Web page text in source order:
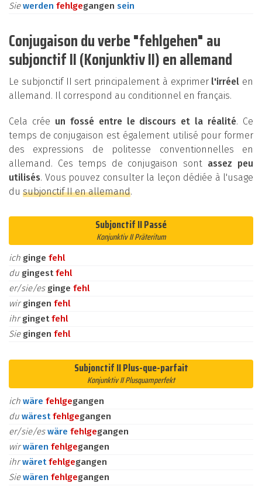
Siewerden fehlgegangen sein
Conjugaison du verbe "fehlgehen" au
subjonctif II (Konjunktiv II) en allemand
Le subjonctif II sert principalement à exprimer l'irréel en
allemand. Il correspond au conditionnel en français.
Cela crée un fossé entre le discours et la réalité. Ce
temps de conjugaison est également utilisé pour former
des expressions de politesse conventionnelles en
allemand. Ces temps de conjugaison sont assez peu
utilisés. Vous pouvez consulter la leçon dédiée à l'usage
du subjonctif II en allemand.
Subjonctif II Passé
Konjunktiv II Präteritum
ich ginge fehl
du gingestfehl
er/sie/es ginge fehl
wirgingen fehl
ihrgingetfehl
Sie gingen fehl
Subjonctif II Plus-que-parfait
Konjunktiv II Plusquamperfekt
ich wäre fehlgegangen
du wärestfehlgegangen
er/sie/eswäre fehlgegangen
wirwären fehlgegangen
ihrwäretfehlgegangen
Siewären fehlgegangen